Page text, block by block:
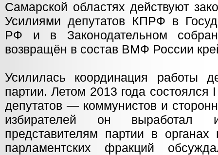
Самарской областях действуют
Усилиями депутатов КПРФ в
РФ и в Законодательном
возвращён в состав ВМФ России
Усилилась координация работы
партии. Летом 2013 года состоялся
депутатов — коммунистов и
избирателей он
представителям партии в
парламентских фракций